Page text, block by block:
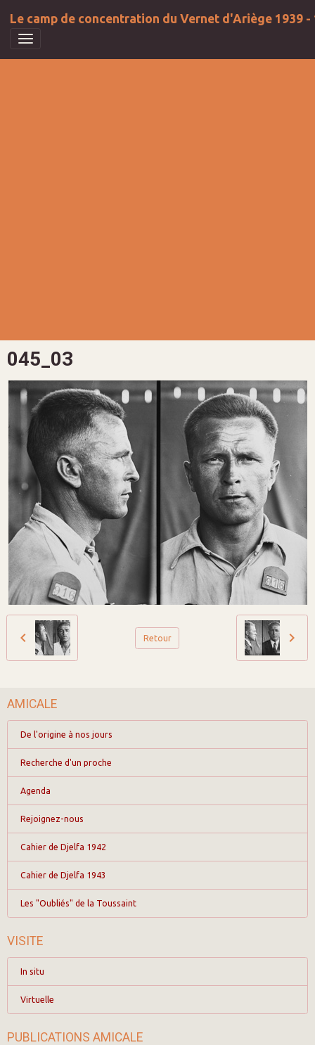
Le camp de concentration du Vernet d'Ariège 1939 -
045_03
Retour
AMICALE
De l'origine à nos jours
Recherche d'un proche
Agenda
Rejoignez-nous
Cahier de Djelfa 1942
Cahier de Djelfa 1943
Les "Oubliés" de la Toussaint
VISITE
In situ
Virtuelle
PUBLICATIONS AMICALE